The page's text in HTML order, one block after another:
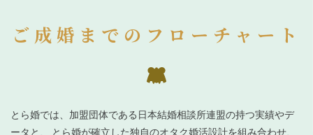
ご成婚までのフローチャート
とら婚では、加盟団体である日本結婚相談所連盟の持つ実績やデ
ータと、 とら婚が確立した独自のオタク婚活設計を組み合わせ、